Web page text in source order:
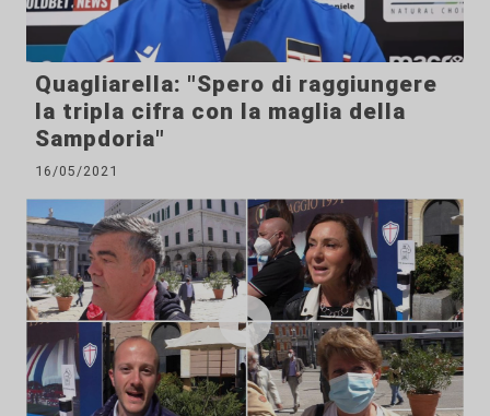
Quagliarella: "Spero di raggiungere
la tripla cifra con la maglia della
Sampdoria"
16/05/2021